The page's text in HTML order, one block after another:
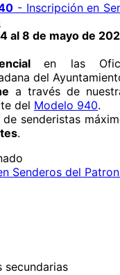
- Inscripción en
al 8 de mayo de
en las
del
a través de
del Modelo 940.
de senderistas
.
Senderos del
secundarias